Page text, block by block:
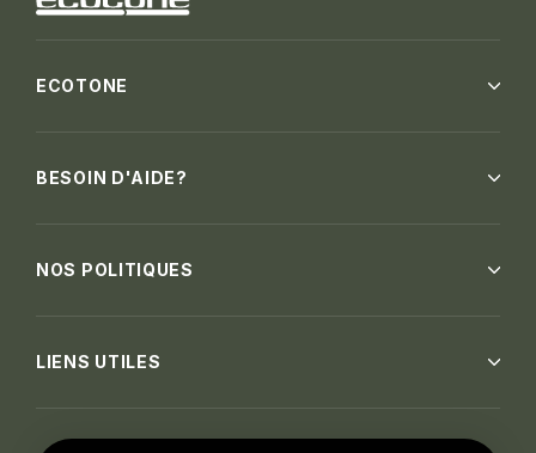
ECOTONE
BESOIN D'AIDE?
NOS POLITIQUES
LIENS UTILES